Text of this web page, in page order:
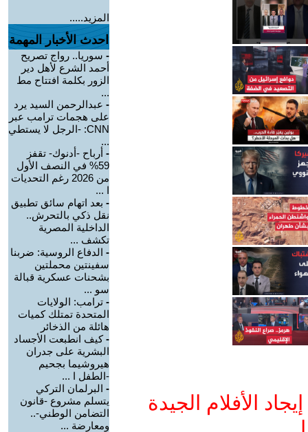
الأفلام الجيدة
المزيد.....
احدث الأخبار المهمة
- سوريا.. رواج تصريح
أحمد الشرع لأهل دير
الزور بكلمة افتتاح مط
...
- عبدالرحمن السيد يرد
على هجمات ترامب عبر
CNN: -الرجل لا يستطي
...
- أرباح -أدنوك- تقفز
59% في النصف الأول
من 2026 رغم التحديات
ا ...
- بعد اتهام سائق تطبيق
نقل ذكي بالتحرش..
الداخلية المصرية
تكشف ...
- الدفاع الروسية: ضربنا
سفينتين محملتين
بشحنات عسكرية قبالة
سو ...
- ترامب: الولايات
المتحدة تمتلك كميات
هائلة من الذخائر
-كيف انطبعت الأجساد
البشرية على جدران
هيروشيما بجحيم
-الطفل ا ...
- البرلمان التركي
يتسلم مشروع -قانون
التضامن الوطني-..
ومعارضة ...